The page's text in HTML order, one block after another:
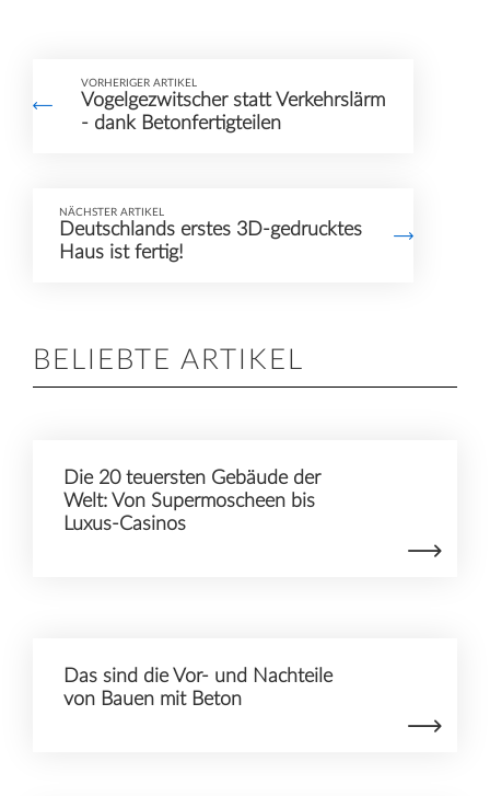
VORHERIGER ARTIKEL
Vogelgezwitscher statt Verkehrslärm
- dank Betonfertigteilen
NÄCHSTER ARTIKEL
Deutschlands erstes 3D-gedrucktes
Haus ist fertig!
BELIEBTE ARTIKEL
Die 20 teuersten Gebäude der
Welt: Von Supermoscheen bis
Luxus-Casinos
Das sind die Vor- und Nachteile
von Bauen mit Beton